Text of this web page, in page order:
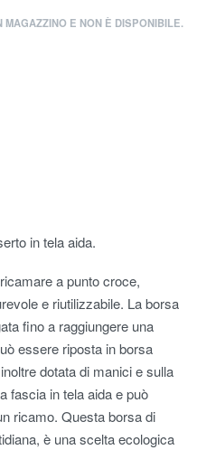
E NON È DISPONIBILE.
in tela aida.
a punto croce,
e riutilizzabile. La borsa
fino a raggiungere una
essere riposta in borsa
dotata di manici e sulla
fascia in tela aida e può
ricamo. Questa borsa di
è una scelta ecologica